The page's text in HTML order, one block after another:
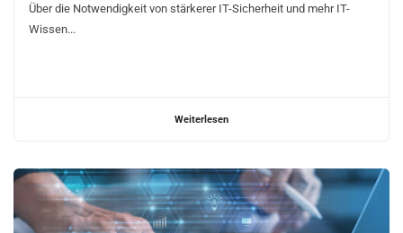
Über die Notwendigkeit von stärkerer IT-Sicherheit und mehr IT-
Wissen...
Weiterlesen